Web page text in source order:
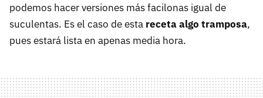
podemos hacer versiones más facilonas igual de
suculentas. Es el caso de esta receta algo tramposa,
pues estará lista en apenas media hora.